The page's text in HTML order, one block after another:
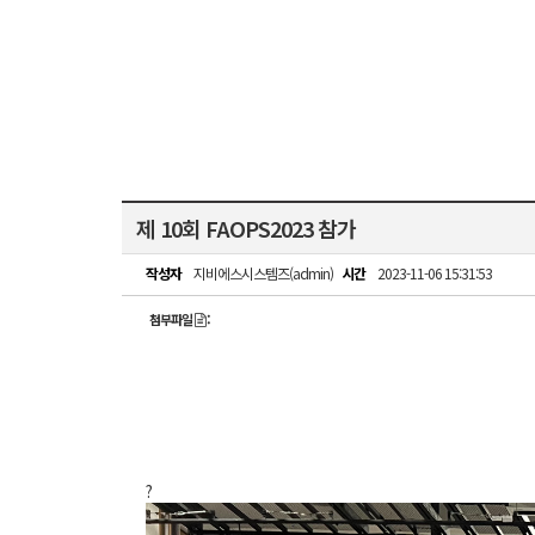
제 10회 FAOPS2023 참가
작성자 지비에스시스템즈(admin) 시간 2023-11-06 15:31:53
첨부파일 :
?